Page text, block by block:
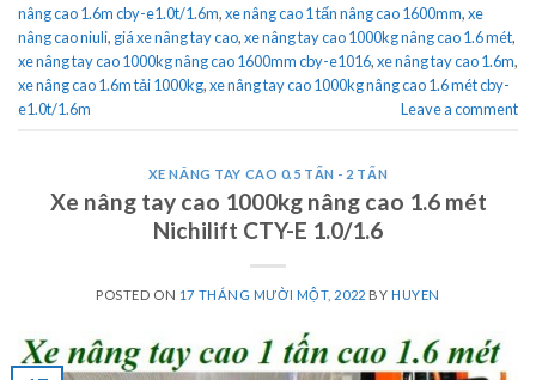
nâng cao 1.6m cby-e1.0t/1.6m,xe nâng cao 1 tấn nâng cao 1600mm,xe
nâng cao niuli, giá xe nâng tay cao,xe nâng tay cao 1000kg nâng cao 1.6 mét,
xe nâng tay cao 1000kg nâng cao 1600mm cby-e1016,xe nâng tay cao 1.6m,
xe nâng cao 1.6m tải 1000kg,xe nâng tay cao 1000kg nâng cao 1.6 mét cby-
e1.0t/1.6m
Leave a comment
XE NÂNG TAY CAO 0.5 TẤN - 2 TẤN
Xe nâng tay cao 1000kg nâng cao 1.6 mét
Nichilift CTY-E 1.0/1.6
POSTED ON 17 THÁNG MƯỜI MỘT, 2022 BY HUYEN